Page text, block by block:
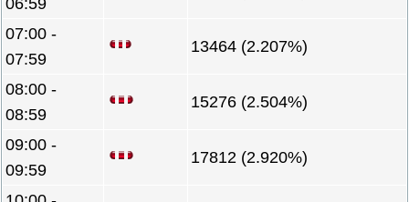
06:59
07:00 -
07:59
13464 (2.207%)
08:00 -
08:59
15276 (2.504%)
09:00 -
09:59
17812 (2.920%)